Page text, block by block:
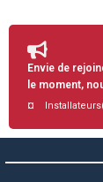
Envie de
le moment,
¤